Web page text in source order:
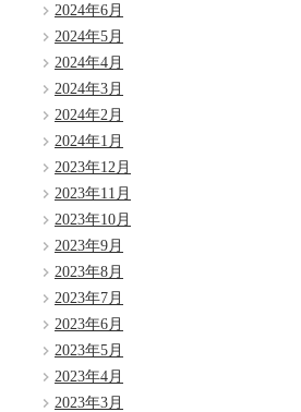
2024年6月
2024年5月
2024年4月
2024年3月
2024年2月
2024年1月
2023年12月
2023年11月
2023年10月
2023年9月
2023年8月
2023年7月
2023年6月
2023年5月
2023年4月
2023年3月